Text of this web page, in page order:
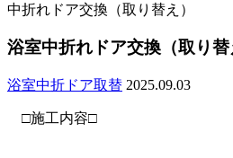
中折れドア交換（取り替え）
浴室中折れドア交換（取り替
浴室中折ドア取替 2025.09.03
□施工内容□